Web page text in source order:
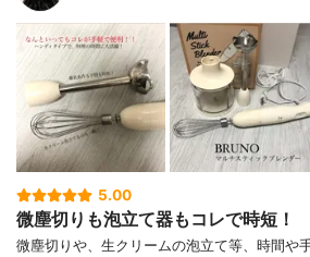
5.00
微塵切りも泡立て器もコレで時短！
微塵切りや、生クリームの泡立て等、時間や